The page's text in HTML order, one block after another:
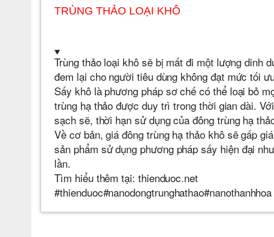
TRÙNG THẢO LOẠI KHÔ
Trùng thảo loại khôsẽ bị mất đi một lượng dinh
đem lại cho người tiêu dùng không đạt mức tối
Sấy khô là phương pháp sơ chế có thể loại bỏ
trùng hạ thảo được duy trì trong thời gian dài.
sạch sẽ, thời hạn sử dụng của đông trùng hạ
Về cơ bản, giá đông trùng hạ thảo khô sẽ gấp
sản phẩm sử dụng phương pháp sấy hiện đại
lần.
Tìm hiểu thêm tại: thienduoc.net
#thienduoc#nanodongtrunghathao#nanothanhhoa